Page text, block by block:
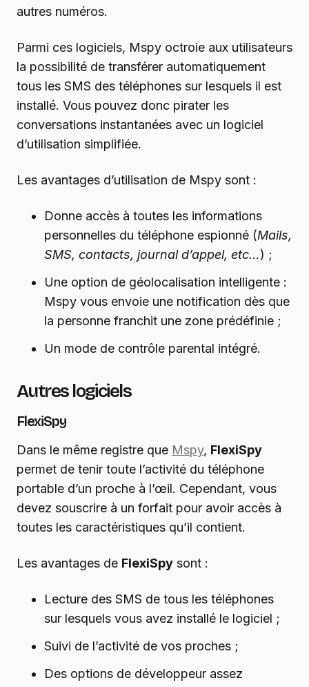
autres numéros.
Parmi ces logiciels, Mspy octroie aux utilisateurs
la possibilité de transférer automatiquement
tous les SMS des téléphones sur lesquels il est
installé. Vous pouvez donc pirater les
conversations instantanées avec un logiciel
d’utilisation simplifiée.
Les avantages d’utilisation de Mspy sont :
Donne accès à toutes les informations
personnelles du téléphone espionné (Mails,
SMS, contacts, journal d’appel, etc…) ;
Une option de géolocalisation intelligente :
Mspy vous envoie une notification dès que
la personne franchit une zone prédéfinie ;
Un mode de contrôle parental intégré.
Autres logiciels
FlexiSpy
Dans le même registre que Mspy, FlexiSpy
permet de tenir toute l’activité du téléphone
portable d’un proche à l’œil. Cependant, vous
devez souscrire à un forfait pour avoir accès à
toutes les caractéristiques qu’il contient.
Les avantages de FlexiSpy sont :
Lecture des SMS de tous les téléphones
sur lesquels vous avez installé le logiciel ;
Suivi de l’activité de vos proches ;
Des options de développeur assez